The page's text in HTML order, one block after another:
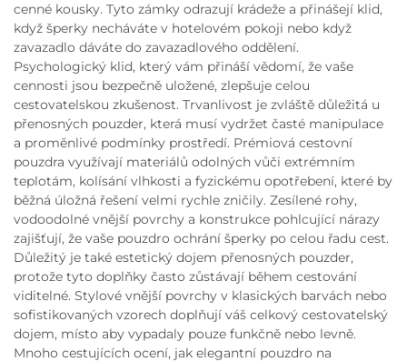
cenné kousky. Tyto zámky odrazují krádeže a přinášejí klid,
když šperky necháváte v hotelovém pokoji nebo když
zavazadlo dáváte do zavazadlového oddělení.
Psychologický klid, který vám přináší vědomí, že vaše
cennosti jsou bezpečně uložené, zlepšuje celou
cestovatelskou zkušenost. Trvanlivost je zvláště důležitá u
přenosných pouzder, která musí vydržet časté manipulace
a proměnlivé podmínky prostředí. Prémiová cestovní
pouzdra využívají materiálů odolných vůči extrémním
teplotám, kolísání vlhkosti a fyzickému opotřebení, které by
běžná úložná řešení velmi rychle zničily. Zesílené rohy,
vodoodolné vnější povrchy a konstrukce pohlcující nárazy
zajišťují, že vaše pouzdro ochrání šperky po celou řadu cest.
Důležitý je také estetický dojem přenosných pouzder,
protože tyto doplňky často zůstávají během cestování
viditelné. Stylové vnější povrchy v klasických barvách nebo
sofistikovaných vzorech doplňují váš celkový cestovatelský
dojem, místo aby vypadaly pouze funkčně nebo levně.
Mnoho cestujících ocení, jak elegantní pouzdro na